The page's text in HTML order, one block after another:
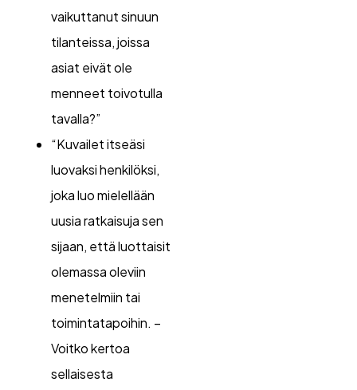
vaikuttanut sinuun
tilanteissa, joissa
asiat eivät ole
menneet toivotulla
tavalla?”
“Kuvailet itseäsi
luovaksi henkilöksi,
joka luo mielellään
uusia ratkaisuja sen
sijaan, että luottaisit
olemassa oleviin
menetelmiin tai
toimintatapoihin. –
Voitko kertoa
sellaisesta